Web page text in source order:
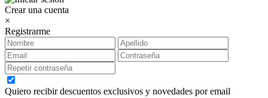
Crear una cuenta
×
Registrarme
Quiero recibir descuentos exclusivos y novedades por email